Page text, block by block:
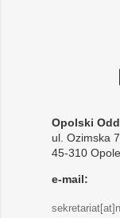
Opolski
ul. Ozimska
45-310 Opole
e-mail: